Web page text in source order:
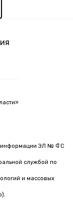
информации ЭЛ № ФС
службой по
и массовых